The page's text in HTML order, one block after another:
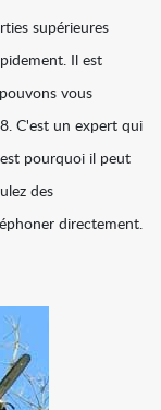
supérieures
Il est
vous
C'est un expert qui
pourquoi il peut
des
directement.